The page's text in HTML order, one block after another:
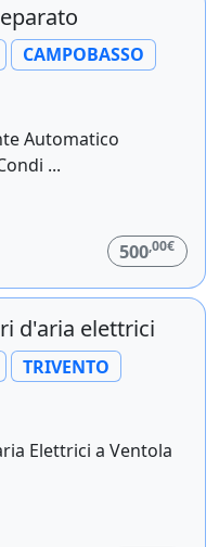
CAMPOBASSO
Automatico
...
500,00€
d'aria elettrici
TRIVENTO
Elettrici a Ventola